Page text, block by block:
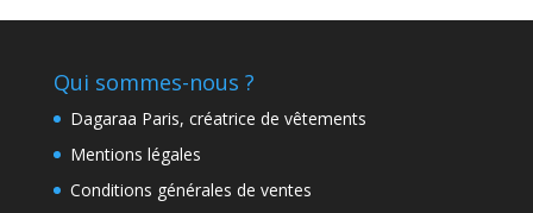
Qui sommes-nous ?
Dagaraa Paris, créatrice de vêtements
Mentions légales
Conditions générales de ventes